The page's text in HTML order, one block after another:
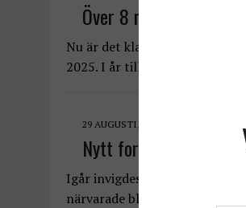
Över 8 miljoner kronor
Nu är det klart vilka forskare
2025. I år tilldelas
29 AUGUSTI, 2023
Nytt
Igår invigdes Ingrid Asps
närvarade bland andra rektor